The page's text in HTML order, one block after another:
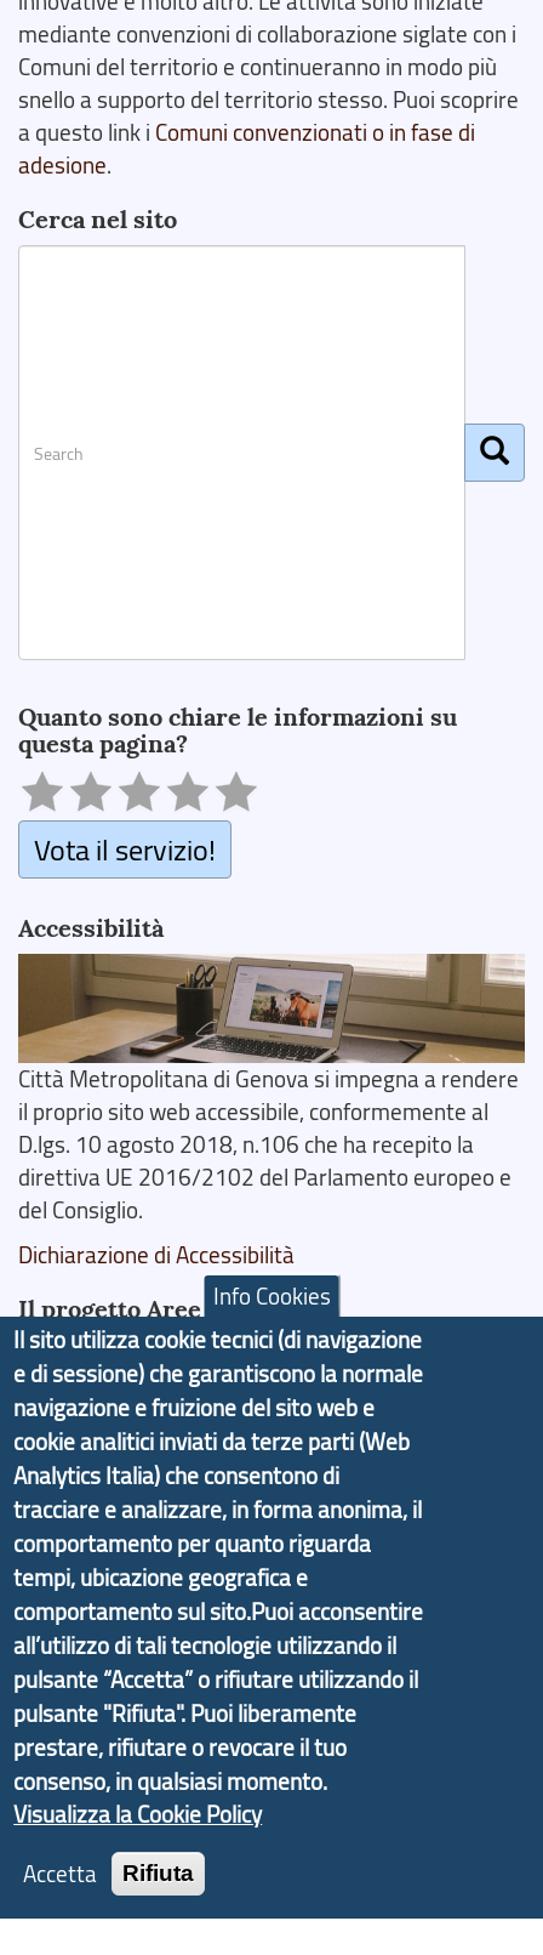
mediante convenzioni di collaborazione siglate con i
Comuni del territorio e continueranno in modo più
snello a supporto del territorio stesso. Puoi scoprire
a questo link i Comuni convenzionati o in fase di
adesione.
Cerca nel sito
Quanto sono chiare le informazioni su
questa pagina?
Vota il servizio!
Accessibilità
Città Metropolitana di Genova si impegna a rendere
il proprio sito web accessibile, conformemente al
D.lgs. 10 agosto 2018, n.106 che ha recepito la
direttiva UE 2016/2102 del Parlamento europeo e
del Consiglio.
Dichiarazione di Accessibilità
Il progetto Aree Interne
Il portale di marketing territoriale e sviluppo locale
di Genova Città Metropolitana si è sviluppato a
partire dal progetto nazionale Aree Interne
promosso dal Dipartimento per lo Sviluppo
Economico e finalizzato al rilancio socio-economico
delle valli dell’entroterra. In particolare fornisce
informazioni ed aggiornamenti sullaStrategia
d'Area Antola-Tigullio, in collaborazione con Regione
Liguria ed ANCI Liguria.
Copyright © 2017 Città metropolitana di Genova |
CF: 80007350103
Info Cookies
Il sito utilizza cookie tecnici (di navigazione
e di sessione) che garantiscono la normale
navigazione e fruizione del sito web e
cookie analitici inviati da terze parti (Web
Analytics Italia) che consentono di
tracciare e analizzare, in forma anonima, il
comportamento per quanto riguarda
tempi, ubicazione geografica e
comportamento sul sito.Puoi acconsentire
all’utilizzo di tali tecnologie utilizzando il
pulsante “Accetta” o rifiutare utilizzando il
pulsante "Rifiuta". Puoi liberamente
prestare, rifiutare o revocare il tuo
consenso, in qualsiasi momento.
Visualizza la Cookie Policy
Accetta
Rifiuta